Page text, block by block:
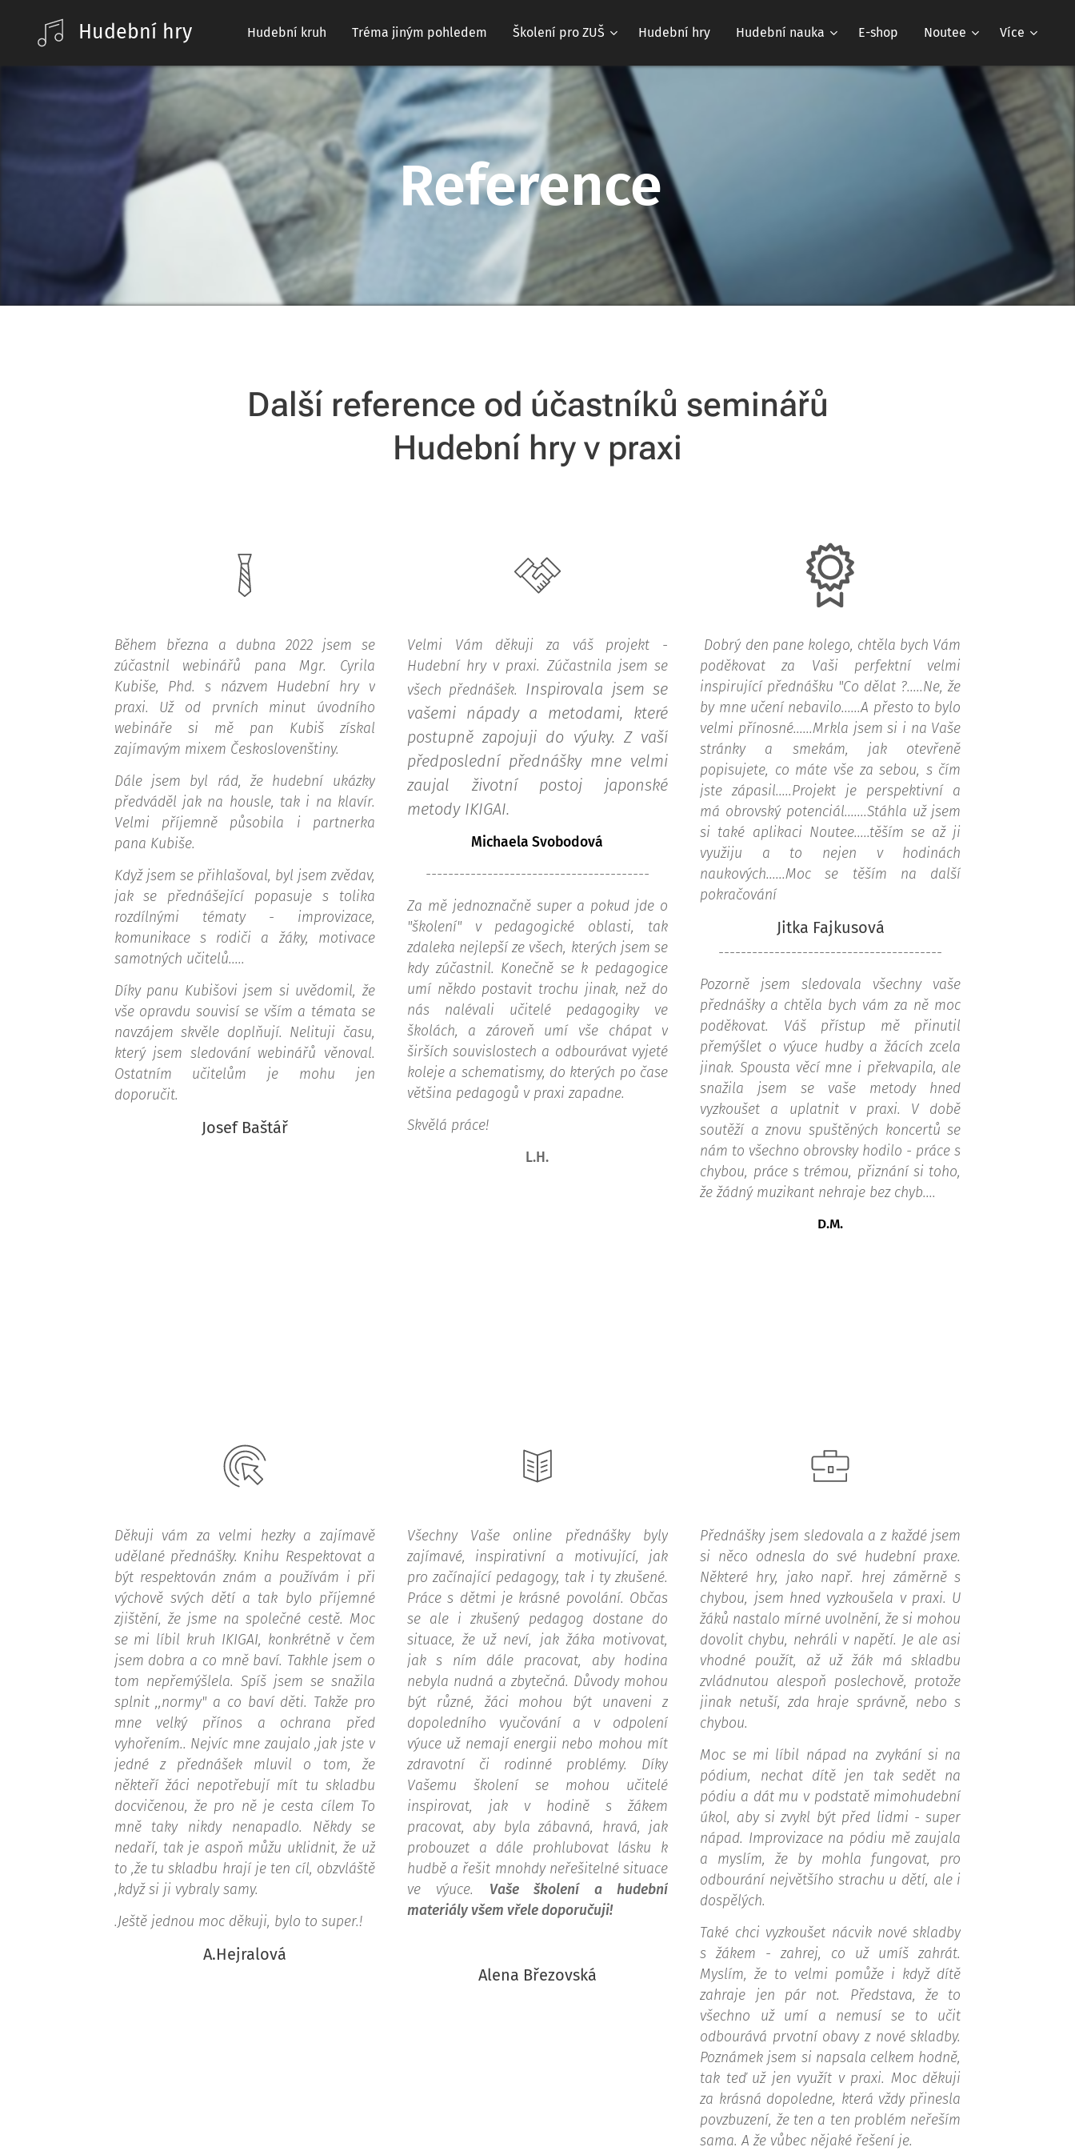
Hudební hry Hudební kruh Tréma jiným pohledem Školení pro ZUŠ Hudební hry Hudební nauka E-shop Noutee Více
Reference
Další reference od účastníků seminářů
Hudební hry v praxi
Během března a dubna 2022 jsem se
zúčastnil webinářů pana Mgr. Cyrila
Kubiše, Phd. s názvem Hudební hry v
praxi. Už od prvních minut úvodního
webináře si mě pan Kubiš získal
zajímavým mixem Českoslovenštiny.
Dále jsem byl rád, že hudební ukázky
předváděl jak na housle, tak i na klavír.
Velmi příjemně působila i partnerka
pana Kubiše.
Když jsem se přihlašoval, byl jsem zvědav,
jak se přednášející popasuje s tolika
rozdílnými tématy - improvizace,
komunikace s rodiči a žáky, motivace
samotných učitelů.....
Díky panu Kubišovi jsem si uvědomil, že
vše opravdu souvisí se vším a témata se
navzájem skvěle doplňují. Nelituji času,
který jsem sledování webinářů věnoval.
Ostatním učitelům je mohu jen
doporučit.
Josef Baštář
Velmi Vám děkuji za váš projekt -
Hudební hry v praxi. Zúčastnila jsem se
všech přednášek. Inspirovala jsem se
vašemi nápady a metodami, které
postupně zapojuji do výuky. Z vaší
předposlední přednášky mne velmi
zaujal životní postoj japonské
metody IKIGAI.
Michaela Svobodová
----------------------------------------
Za mě jednoznačně super a pokud jde o
"školení" v pedagogické oblasti, tak
zdaleka nejlepší ze všech, kterých jsem se
kdy zúčastnil. Konečně se k pedagogice
umí někdo postavit trochu jinak, než do
nás nalévali učitelé pedagogiky ve
školách, a zároveň umí vše chápat v
širších souvislostech a odbourávat vyjeté
koleje a schematismy, do kterých po čase
většina pedagogů v praxi zapadne.
Skvělá práce!
L.H.
Dobrý den pane kolego, chtěla bych Vám
poděkovat za Vaši perfektní velmi
inspirující přednášku "Co dělat ?.....Ne, že
by mne učení nebavilo......A přesto to bylo
velmi přínosné......Mrkla jsem si i na Vaše
stránky a smekám, jak otevřeně
popisujete, co máte vše za sebou, s čím
jste zápasil.....Projekt je perspektivní a
má obrovský potenciál.......Stáhla už jsem
si také aplikaci Noutee.....těším se až ji
využiju a to nejen v hodinách
naukových......Moc se těším na další
pokračování
Jitka Fajkusová
----------------------------------------
Pozorně jsem sledovala všechny vaše
přednášky a chtěla bych vám za ně moc
poděkovat. Váš přístup mě přinutil
přemýšlet o výuce hudby a žácích zcela
jinak. Spousta věcí mne i překvapila, ale
snažila jsem se vaše metody hned
vyzkoušet a uplatnit v praxi. V době
soutěží a znovu spuštěných koncertů se
nám to všechno obrovsky hodilo - práce s
chybou, práce s trémou, přiznání si toho,
že žádný muzikant nehraje bez chyb....
D.M.
Děkuji vám za velmi hezky a zajímavě
udělané přednášky. Knihu Respektovat a
být respektován znám a používám i při
výchově svých dětí a tak bylo příjemné
zjištění, že jsme na společné cestě. Moc
se mi líbil kruh IKIGAI, konkrétně v čem
jsem dobra a co mně baví. Takhle jsem o
tom nepřemýšlela. Spíš jsem se snažila
splnit ,,normy" a co baví děti. Takže pro
mne velký přínos a ochrana před
vyhořením.. Nejvíc mne zaujalo ,jak jste v
jedné z přednášek mluvil o tom, že
někteří žáci nepotřebují mít tu skladbu
docvičenou, že pro ně je cesta cílem To
mně taky nikdy nenapadlo. Někdy se
nedaří, tak je aspoň můžu uklidnit, že už
to ,že tu skladbu hrají je ten cíl, obzvláště
,když si ji vybraly samy.
.Ještě jednou moc děkuji, bylo to super.!
A.Hejralová
Všechny Vaše online přednášky byly
zajímavé, inspirativní a motivující, jak
pro začínající pedagogy, tak i ty zkušené.
Práce s dětmi je krásné povolání. Občas
se ale i zkušený pedagog dostane do
situace, že už neví, jak žáka motivovat,
jak s ním dále pracovat, aby hodina
nebyla nudná a zbytečná. Důvody mohou
být různé, žáci mohou být unaveni z
dopoledního vyučování a v odpolení
výuce už nemají energii nebo mohou mít
zdravotní či rodinné problémy. Díky
Vašemu školení se mohou učitelé
inspirovat, jak v hodině s žákem
pracovat, aby byla zábavná, hravá, jak
probouzet a dále prohlubovat lásku k
hudbě a řešit mnohdy neřešitelné situace
ve výuce. Vaše školení a hudební
materiály všem vřele doporučuji!
Alena Březovská
Přednášky jsem sledovala a z každé jsem
si něco odnesla do své hudební praxe.
Některé hry, jako např. hrej záměrně s
chybou, jsem hned vyzkoušela v praxi. U
žáků nastalo mírné uvolnění, že si mohou
dovolit chybu, nehráli v napětí. Je ale asi
vhodné použít, až už žák má skladbu
zvládnutou alespoň poslechově, protože
jinak netuší, zda hraje správně, nebo s
chybou.
Moc se mi líbil nápad na zvykání si na
pódium, nechat dítě jen tak sedět na
pódiu a dát mu v podstatě mimohudební
úkol, aby si zvykl být před lidmi - super
nápad. Improvizace na pódiu mě zaujala
a myslím, že by mohla fungovat, pro
odbourání největšího strachu u dětí, ale i
dospělých.
Také chci vyzkoušet nácvik nové skladby
s žákem - zahrej, co už umíš zahrát.
Myslím, že to velmi pomůže i když dítě
zahraje jen pár not. Představa, že to
všechno už umí a nemusí se to učit
odbourává prvotní obavy z nové skladby.
Poznámek jsem si napsala celkem hodně,
tak teď už jen využít v praxi. Moc děkuji
za krásná dopoledne, která vždy přinesla
povzbuzení, že ten a ten problém neřeším
sama. A že vůbec nějaké řešení je.